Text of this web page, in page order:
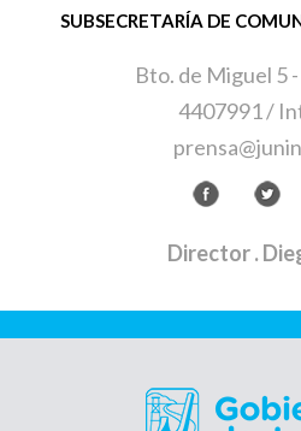
SUBSECRETARÍA DE
Bto. de Miguel 5
4407991 /
Director.